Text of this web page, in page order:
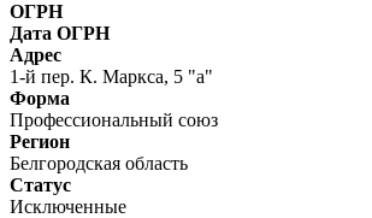
ОГРН
Дата ОГРН
Адрес
1-й пер. К. Маркса, 5 "а"
Форма
Профессиональный союз
Регион
Белгородская область
Статус
Исключенные